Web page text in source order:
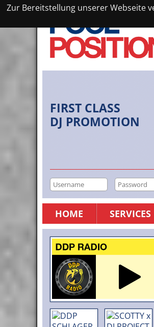
Zur Bereitstellung unserer Webseite
FIRST CLASS
DJ PROMOTION
HOME SERVICES